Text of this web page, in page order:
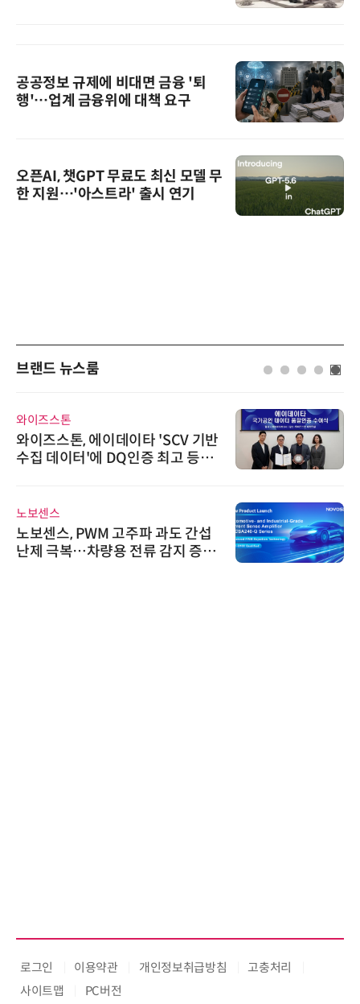
공공정보 규제에 비대면 금융 '퇴
행'…업계 금융위에 대책 요구
오픈AI, 챗GPT 무료도 최신 모델 무
한 지원…'아스트라' 출시 연기
브랜드 뉴스룸
와이즈스톤
와이즈스톤, 에이데이타 'SCV 기반
수집 데이터'에 DQ인증 최고 등급
노보센스
노보센스, PWM 고주파 과도 간섭
난제 극복…차량용 전류 감지 증폭
로그인 이용약관 개인정보취급방침
고충처리
사이트맵
PC버전